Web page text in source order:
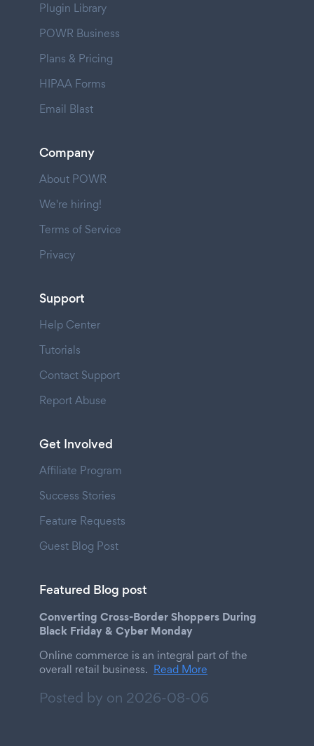
Plugin Library
POWR Business
Plans & Pricing
HIPAA Forms
Email Blast
Company
About POWR
We're hiring!
Terms of Service
Privacy
Support
Help Center
Tutorials
Contact Support
Report Abuse
Get Involved
Affiliate Program
Success Stories
Feature Requests
Guest Blog Post
Featured Blog post
Converting Cross-Border Shoppers During
Black Friday & Cyber Monday
Online commerce is an integral part of the
overall retail business. Read More
Posted by on 2026-08-06